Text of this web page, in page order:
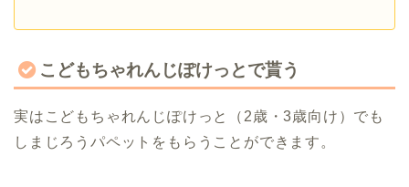
こどもちゃれんじぽけっとで貰う
実はこどもちゃれんじぽけっと（2歳・3歳向け）でも
しまじろうパペットをもらうことができます。